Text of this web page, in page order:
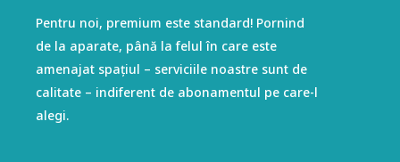
Pentru noi, premium este standard! Pornind
de la aparate, până la felul în care este
amenajat spațiul – serviciile noastre sunt de
calitate – indiferent de abonamentul pe care-l
Pentru noi, premium este standard! Pornind
de la aparate, până la felul în care este
amenajat spațiul – serviciile noastre sunt de
calitate – indiferent de abonamentul pe care-l
alegi.